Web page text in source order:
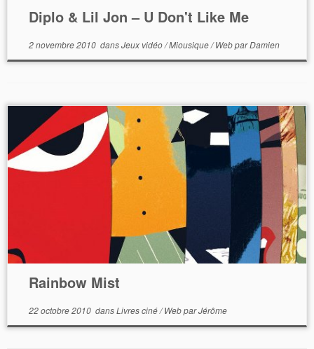
Diplo & Lil Jon – U Don't Like Me
2 novembre 2010dansJeux vidéo/Miousique/WebparDamien
Rainbow Mist
22 octobre 2010dansLivres ciné/WebparJérôme